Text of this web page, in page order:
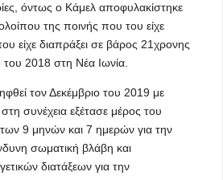
όντως ο Κάμελ αποφυλακίστηκε
της ποινής που του είχε
είχε διαπράξει σε βάρος 21χρονης
του 2018 στη Νέα Ιωνία.
τον Δεκέμβριο του 2019 με
στη συνέχεια εξέτασε μέρος του
9 μηνών και 7 ημερών για την
σωματική βλάβη και
διατάξεων για την